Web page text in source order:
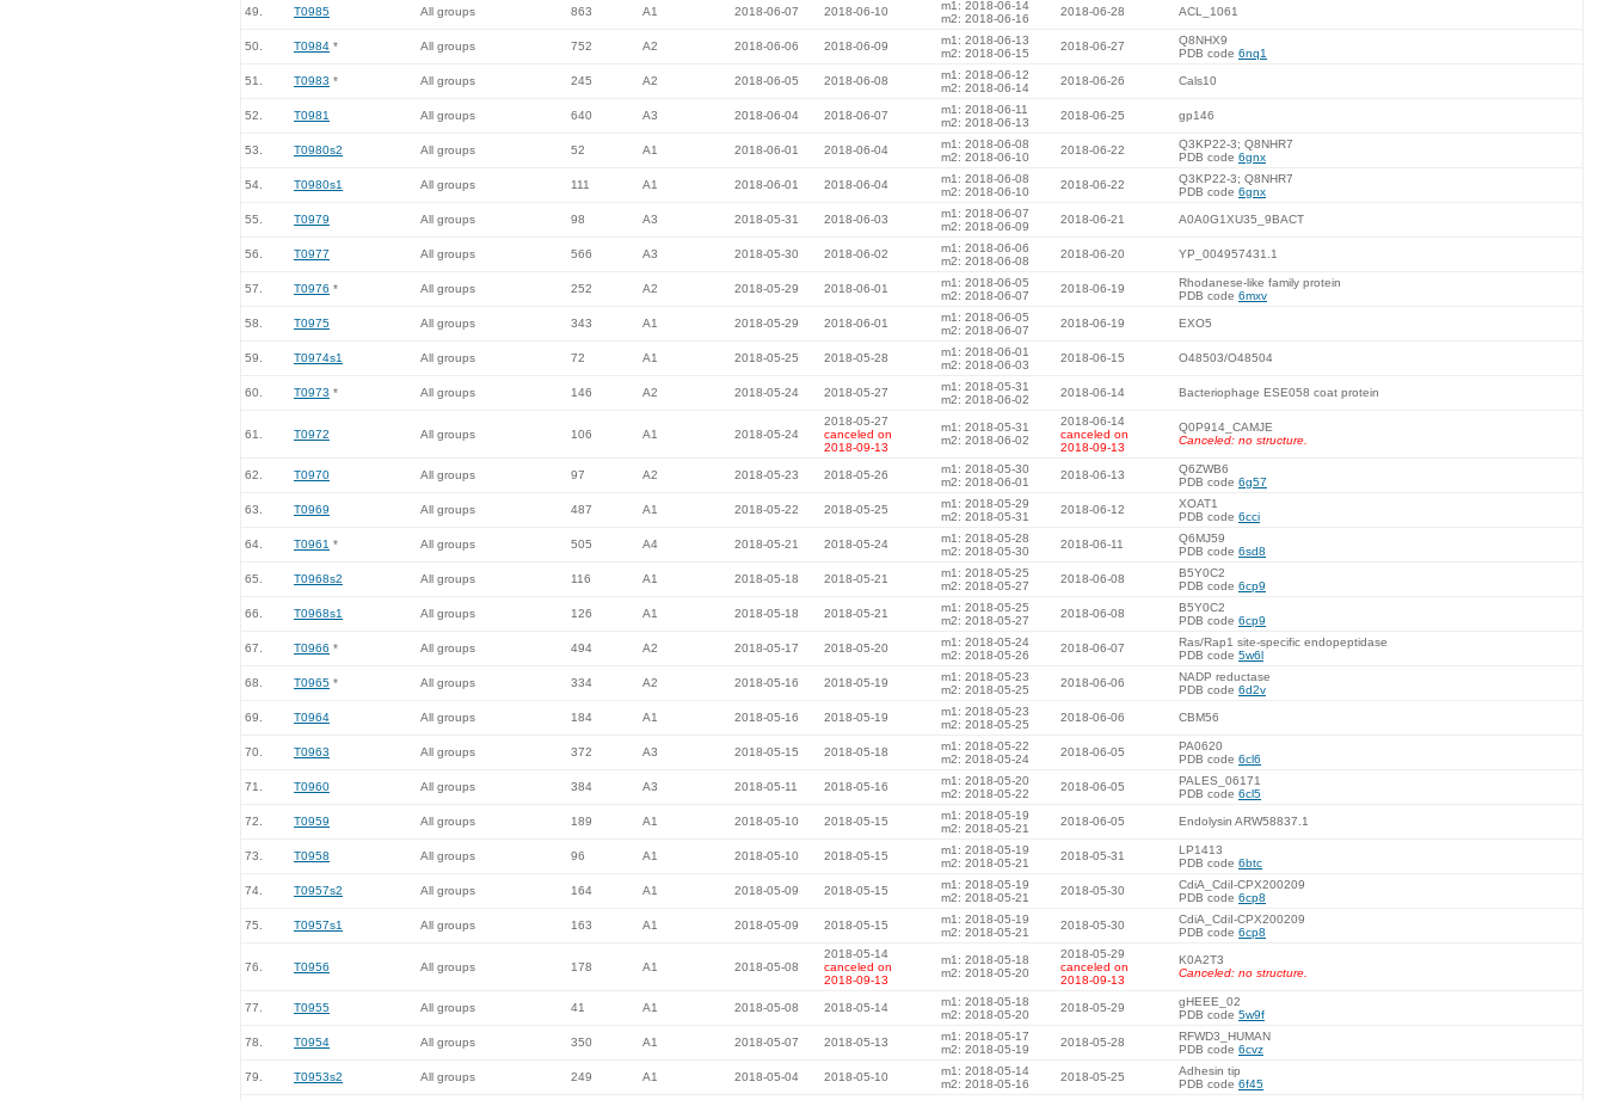
49. T0985 All groups 863 A1 2018-06-07 2018-06-10
m1: 2018-06-14
m2: 2018-06-16
2018-06-28 ACL_1061
50. T0984 * All groups 752 A2 2018-06-06 2018-06-09
m1: 2018-06-13
m2: 2018-06-15
2018-06-27
Q8NHX9
PDB code 6nq1
51. T0983 * All groups 245 A2 2018-06-05 2018-06-08
m1: 2018-06-12
m2: 2018-06-14
2018-06-26 Cals10
52. T0981 All groups 640 A3 2018-06-04 2018-06-07
m1: 2018-06-11
m2: 2018-06-13
2018-06-25 gp146
53. T0980s2 All groups 52 A1 2018-06-01 2018-06-04
m1: 2018-06-08
m2: 2018-06-10
2018-06-22
Q3KP22-3; Q8NHR7
PDB code 6gnx
54. T0980s1 All groups 111 A1 2018-06-01 2018-06-04
m1: 2018-06-08
m2: 2018-06-10
2018-06-22
Q3KP22-3; Q8NHR7
PDB code 6gnx
55. T0979 All groups 98 A3 2018-05-31 2018-06-03
m1: 2018-06-07
m2: 2018-06-09
2018-06-21 A0A0G1XU35_9BACT
56. T0977 All groups 566 A3 2018-05-30 2018-06-02
m1: 2018-06-06
m2: 2018-06-08
2018-06-20 YP_004957431.1
57. T0976 * All groups 252 A2 2018-05-29 2018-06-01
m1: 2018-06-05
m2: 2018-06-07
2018-06-19
Rhodanese-like family protein
PDB code 6mxv
58. T0975 All groups 343 A1 2018-05-29 2018-06-01
m1: 2018-06-05
m2: 2018-06-07
2018-06-19 EXO5
59. T0974s1 All groups 72 A1 2018-05-25 2018-05-28
m1: 2018-06-01
m2: 2018-06-03
2018-06-15 O48503/O48504
60. T0973 * All groups 146 A2 2018-05-24 2018-05-27
m1: 2018-05-31
m2: 2018-06-02
2018-06-14 Bacteriophage ESE058 coat protein
61. T0972 All groups 106 A1 2018-05-24
2018-05-27
canceled on
2018-09-13
m1: 2018-05-31
m2: 2018-06-02
2018-06-14
canceled on
2018-09-13
Q0P914_CAMJE
Canceled: no structure.
62. T0970 All groups 97 A2 2018-05-23 2018-05-26
m1: 2018-05-30
m2: 2018-06-01
2018-06-13
Q6ZWB6
PDB code 6g57
63. T0969 All groups 487 A1 2018-05-22 2018-05-25
m1: 2018-05-29
m2: 2018-05-31
2018-06-12
XOAT1
PDB code 6cci
64. T0961 * All groups 505 A4 2018-05-21 2018-05-24
m1: 2018-05-28
m2: 2018-05-30
2018-06-11
Q6MJ59
PDB code 6sd8
65. T0968s2 All groups 116 A1 2018-05-18 2018-05-21
m1: 2018-05-25
m2: 2018-05-27
2018-06-08
B5Y0C2
PDB code 6cp9
66. T0968s1 All groups 126 A1 2018-05-18 2018-05-21
m1: 2018-05-25
m2: 2018-05-27
2018-06-08
B5Y0C2
PDB code 6cp9
67. T0966 * All groups 494 A2 2018-05-17 2018-05-20
m1: 2018-05-24
m2: 2018-05-26
2018-06-07
Ras/Rap1 site-specific endopeptidase
PDB code 5w6l
68. T0965 * All groups 334 A2 2018-05-16 2018-05-19
m1: 2018-05-23
m2: 2018-05-25
2018-06-06
NADP reductase
PDB code 6d2v
69. T0964 All groups 184 A1 2018-05-16 2018-05-19
m1: 2018-05-23
m2: 2018-05-25
2018-06-06 CBM56
70. T0963 All groups 372 A3 2018-05-15 2018-05-18
m1: 2018-05-22
m2: 2018-05-24
2018-06-05
PA0620
PDB code 6cl6
71. T0960 All groups 384 A3 2018-05-11 2018-05-16
m1: 2018-05-20
m2: 2018-05-22
2018-06-05
PALES_06171
PDB code 6cl5
72. T0959 All groups 189 A1 2018-05-10 2018-05-15
m1: 2018-05-19
m2: 2018-05-21
2018-06-05 Endolysin ARW58837.1
73. T0958 All groups 96 A1 2018-05-10 2018-05-15
m1: 2018-05-19
m2: 2018-05-21
2018-05-31
LP1413
PDB code 6btc
74. T0957s2 All groups 164 A1 2018-05-09 2018-05-15
m1: 2018-05-19
m2: 2018-05-21
2018-05-30
CdiA_CdiI-CPX200209
PDB code 6cp8
75. T0957s1 All groups 163 A1 2018-05-09 2018-05-15
m1: 2018-05-19
m2: 2018-05-21
2018-05-30
CdiA_CdiI-CPX200209
PDB code 6cp8
76. T0956 All groups 178 A1 2018-05-08
2018-05-14
canceled on
2018-09-13
m1: 2018-05-18
m2: 2018-05-20
2018-05-29
canceled on
2018-09-13
K0A2T3
Canceled: no structure.
77. T0955 All groups 41 A1 2018-05-08 2018-05-14
m1: 2018-05-18
m2: 2018-05-20
2018-05-29
gHEEE_02
PDB code 5w9f
78. T0954 All groups 350 A1 2018-05-07 2018-05-13
m1: 2018-05-17
m2: 2018-05-19
2018-05-28
RFWD3_HUMAN
PDB code 6cvz
79. T0953s2 All groups 249 A1 2018-05-04 2018-05-10
m1: 2018-05-14
m2: 2018-05-16
2018-05-25
Adhesin tip
PDB code 6f45